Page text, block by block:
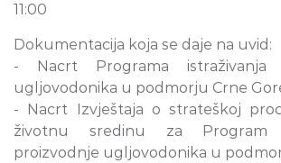
11:00
Dokumentacija koja se daje na uvid:
- Nacrt Programa istraživanja
ugljovodonika u podmorju Crne
- Nacrt Izvještaja o strateškoj
životnu sredinu za Program
proizvodnje ugljovodonika u